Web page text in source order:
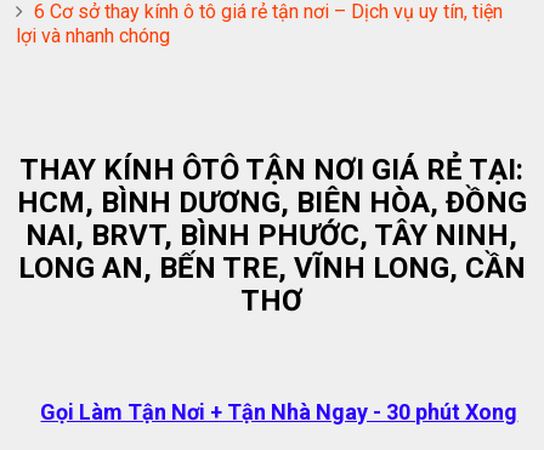
6 Cơ sở thay kính ô tô giá rẻ tận nơi – Dịch vụ uy tín, tiện
lợi và nhanh chóng
THAY KÍNH ÔTÔ TẬN NƠI GIÁ RẺ TẠI:
HCM, BÌNH DƯƠNG, BIÊN HÒA, ĐỒNG
NAI, BRVT, BÌNH PHƯỚC, TÂY NINH,
LONG AN, BẾN TRE, VĨNH LONG, CẦN
THƠ
Gọi Làm Tận Nơi + Tận Nhà Ngay - 30 phút Xong